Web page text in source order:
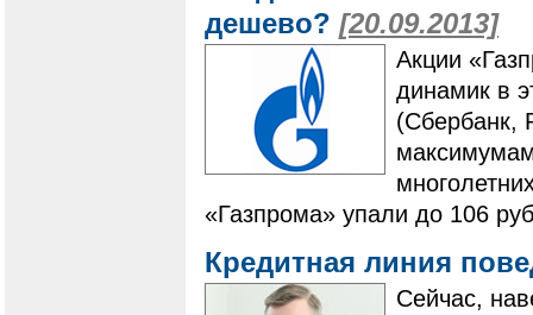
дешево? [20.09.2013]
Акции
динамик в
(Сбербанк,
«Газпрома» упали до 106
Кредитная линия
Сейчас,